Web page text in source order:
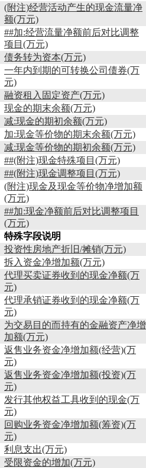
(附注)经营活动产生的现金流量净
额(万元)
##加:经营流量净额前后对比调整
项目(万元)
债务转为资本(万元)
一年内到期的可转换公司债券(万
元)
融资租入固定资产(万元)
现金的期末余额(万元)
减:现金的期初余额(万元)
加:现金等价物的期末余额(万元)
减:现金等价物的期初余额(万元)
##(附注)现金特殊项目(万元)
##(附注)现金调整项目(万元)
(附注)现金及现金等价物净增加额
(万元)
##加:现金净额前后对比调整项目
(万元)
特殊字段说明
投资性房地产折旧/摊销(万元)
拆入资金净增加额(万元)
代理买卖证券收到的现金净额(万
元)
代理承销证券收到的现金净额(万
元)
为交易目的而持有的金融资产净增
加额(万元)
返售业务资金净增加额(经营)(万
元)
返售业务资金净增加额(投资)(万
元)
发行其他权益工具收到的现金(万
元)
回购业务资金净增加额(筹资)(万
元)
利息支出(万元)
受限资金的增加(万元)